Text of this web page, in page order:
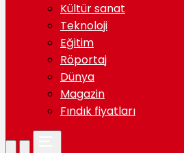
Kültür sanat
Teknoloji
Eğitim
Röportaj
Dünya
Magazin
Fındık fiyatları